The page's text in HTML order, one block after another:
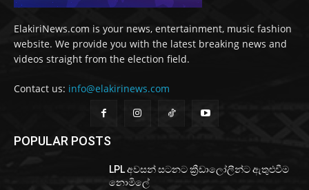
ElakiriNews.com is your news, entertainment, music fashion
website. We provide you with the latest breaking news and
videos straight from the election field.
Contact us: info@elakirinews.com
POPULAR POSTS
LPL අවසන් සටනට ක්‍රීඩාලෝලීන්ට ඇතුළුවීම
නොමිලේ